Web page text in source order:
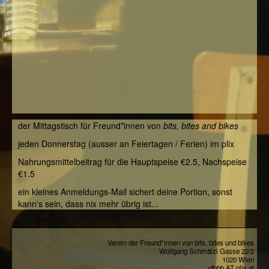
der Mittagstisch für Freund*innen von bits, bites and bikes
jeden Donnerstag (ausser an Feiertagen / Ferien) im plix
Nahrungsmittelbeitrag für die Hauptspeise €2.5, Nachspeise
€1.5
ein kleines Anmeldungs-Mail sichert deine Portion, sonst
kann's sein, dass nix mehr übrig ist...
Verein der Freund*innen von bits, bites und bikes
Wolfgang Schmälzl Gasse 22/2
1020 Wien